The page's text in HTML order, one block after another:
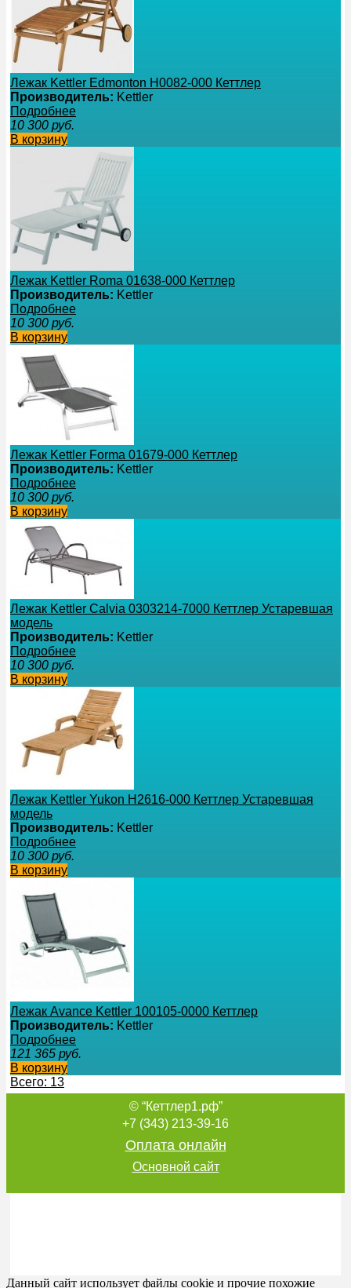
Лежак Kettler Edmonton Н0082-000 Кеттлер
Производитель: Kettler
Подробнее
10 300 руб.
В корзину
Лежак Kettler Roma 01638-000 Кеттлер
Производитель: Kettler
Подробнее
10 300 руб.
В корзину
Лежак Kettler Forma 01679-000 Кеттлер
Производитель: Kettler
Подробнее
10 300 руб.
В корзину
Лежак Kettler Calvia 0303214-7000 Кеттлер Устаревшая
модель
Производитель: Kettler
Подробнее
10 300 руб.
В корзину
Лежак Kettler Yukon H2616-000 Кеттлер Устаревшая
модель
Производитель: Kettler
Подробнее
10 300 руб.
В корзину
Лежак Avance Kettler 100105-0000 Кеттлер
Производитель: Kettler
Подробнее
121 365 руб.
В корзину
Всего: 13
© “Кеттлер1.рф”
+7 (343) 213-39-16
Оплата онлайн
Основной сайт
Данный сайт использует файлы cookie и прочие похожие